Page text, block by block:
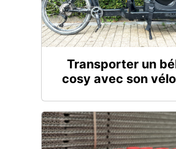
Transporter un
cosy avec son